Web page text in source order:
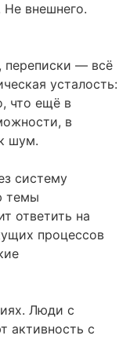
Не внешнего.
переписки — всё
усталость:
что ещё в
в
шум.
систему
темы
ответить на
процессов
Люди с
активность с